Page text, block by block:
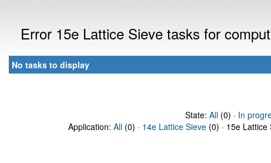
Error 15e Lattice Sieve tasks for
No tasks to display
State: All(0) · In
Application: All (0) · 14e Lattice Sieve (0) · 15e Lattice